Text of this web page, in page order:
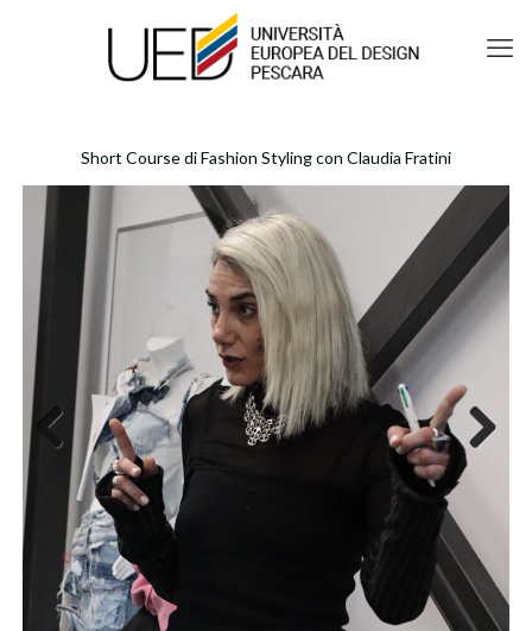
Short Course di Fashion Styling con Claudia Fratini
Previous Next